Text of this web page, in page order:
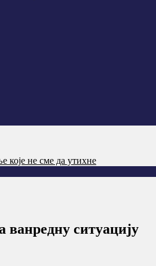
које не сме да утихне
ванредну ситуацију